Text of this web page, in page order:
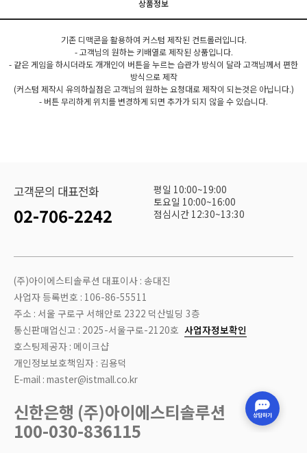
상품정보
기존 디맥콘을 활용하여 커스텀 제작된 컨트롤러입니다.
- 고객님의 원하는 키배열로 제작된 상품입니다.
- 같은 게임을 하시더라도 개개인이 버튼을 누르는 습관가 방식이 달라 고객님께서 편한
방식으로 제작
(커스텀 제작시 유의하실점은 고객님의 원하는 요청대로 제작이 되는것은 아닙니다.)
- 버튼 무리하게 위치를 변경하게 되면 추가가 되지 않을 수 있습니다.
고객문의 대표전화
02-706-2242
평일 10:00~19:00
토요일 10:00~16:00
점심시간 12:30~13:30
(주)아이에스티솔루션 대표이사 : 송대진
사업자 등록번호 : 106-86-55511
주소 : 서울 구로구 서해안로 2322 덕산빌딩 3층
통신판매업신고 : 2025-서울구로-2120호 사업자정보확인
호스팅제공자 : 메이크샵
개인정보보호책임자 : 김용덕
E-mail : master@istmall.co.kr
신한은행 (주)아이에스티솔루션
100-030-836115